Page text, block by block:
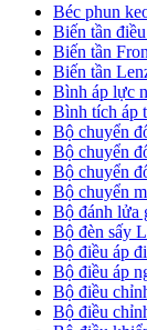
Béc phun
Biến tần
Biến tần
Biến tần
Bình áp lực
Bình tích áp
Bộ chuyển
Bộ chuyển
Bộ chuyển
Bộ chuyển
Bộ đánh lửa
Bộ đèn sấy
Bộ điều áp
Bộ điều áp
Bộ điều
Bộ điều